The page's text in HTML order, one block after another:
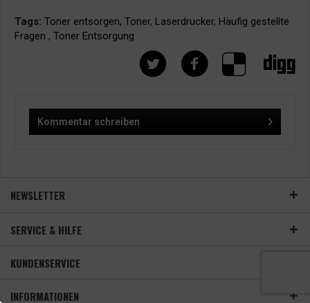
Tags: Toner entsorgen, Toner, Laserdrucker, Häufig gestellte
Fragen , Toner Entsorgung
Kommentar schreiben
NEWSLETTER
SERVICE & HILFE
KUNDENSERVICE
INFORMATIONEN